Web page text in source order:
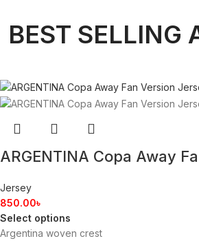
BEST SELLING
ARGENTINA Copa Away
Jersey
850.00৳
Select options
Argentina woven crest